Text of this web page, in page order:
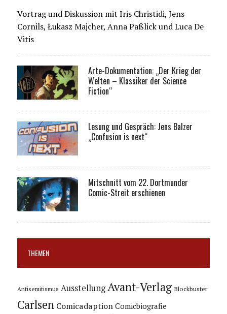
Vortrag und Diskussion mit Iris Christidi, Jens
Cornils, Łukasz Majcher, Anna Paßlick und Luca De
Vitis
Arte-Dokumentation: „Der Krieg der
Welten – Klassiker der Science
Fiction“
Lesung und Gespräch: Jens Balzer
„Confusion is next“
Mitschnitt vom 22. Dortmunder
Comic-Streit erschienen
THEMEN
Antisemitismus Ausstellung Avant-Verlag Blockbuster
Carlsen Comicadaption Comicbiografie